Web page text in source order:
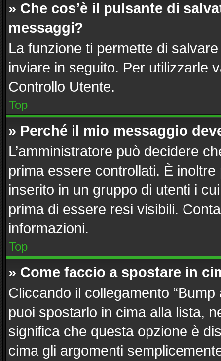
» Che cos’è il pulsante di
messaggi?
La funzione ti permette di
inviare in seguito. Per utilizzarle
Controllo Utente.
Top
» Perché il mio messaggio
L’amministratore può decidere
prima essere controllati. È
inserito in un gruppo di utenti i
prima di essere resi visibili.
informazioni.
Top
» Come faccio a spostare in
Cliccando il collegamento
puoi spostarlo in cima alla lista,
significa che questa opzione è
cima gli argomenti